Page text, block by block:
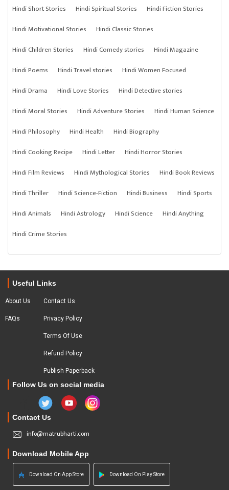
Hindi Short Stories Hindi Spiritual Stories
Hindi Fiction Stories
Hindi Motivational Stories
Hindi Classic Stories
Hindi Children Stories
Hindi Comedy stories
Hindi Magazine
Hindi Poems
Hindi Travel stories
Hindi Women Focused
Hindi Drama
Hindi Love Stories
Hindi Detective stories
Hindi Moral Stories
Hindi Adventure Stories
Hindi Human Science
Hindi Philosophy
Hindi Health
Hindi Biography
Hindi Cooking Recipe
Hindi Letter
Hindi Horror Stories
Hindi Film Reviews
Hindi Mythological Stories
Hindi Book Reviews
Hindi Thriller
Hindi Science-Fiction Hindi Business
Hindi Sports
Hindi Animals
Hindi Astrology Hindi Science
Hindi Anything
Hindi Crime Stories
Useful Links
About Us
FAQs
Contact Us
Privacy Policy
Terms Of Use
Refund Policy
Publish Paperback
Follow Us on social media
Contact Us
info@matrubharti.com
Download Mobile App
Download On App Store Download On Play Store